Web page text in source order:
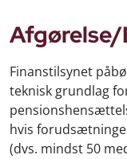
Finanstilsynet
teknisk grundlag
hvis
(dvs. mindst 50